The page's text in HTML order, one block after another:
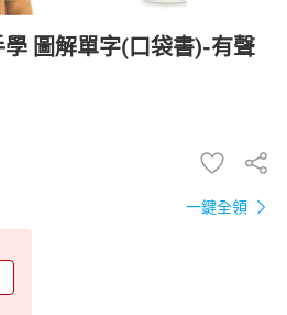
圖解單字(口袋書)-有聲
一鍵全領